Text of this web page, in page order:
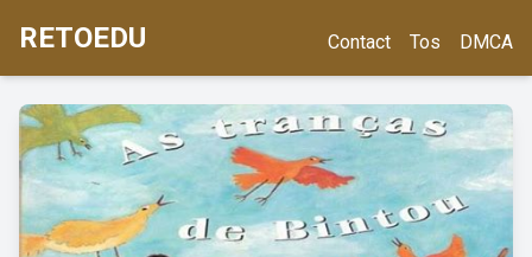
RETOEDU Contact Tos DMCA